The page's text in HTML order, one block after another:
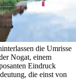
die Umrisse
Nogat, einem
Eindruck
die einst von